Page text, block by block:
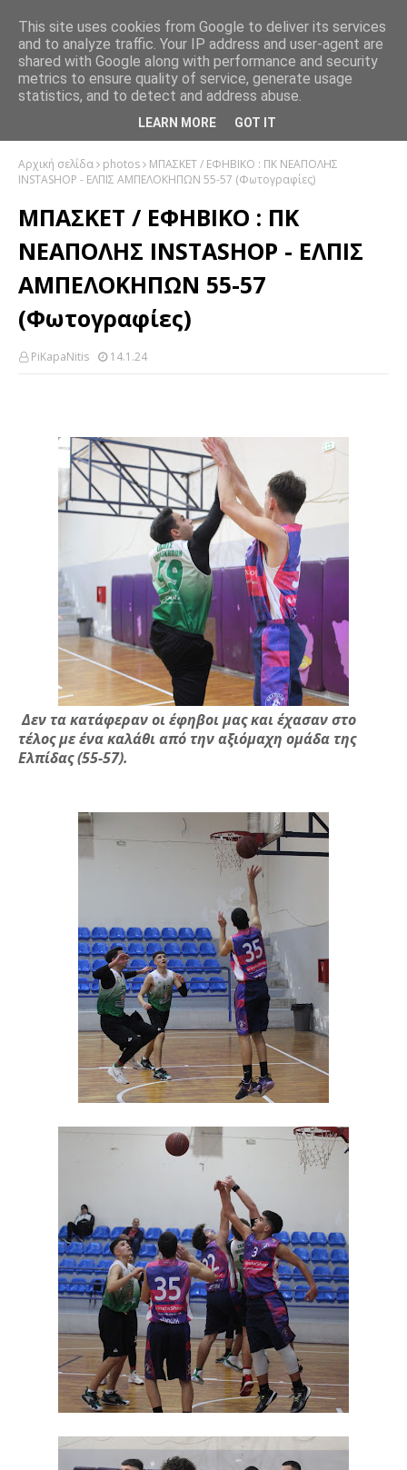
Αρχική σελίδα photos
ΜΠΑΣΚΕΤ / ΕΦΗΒΙΚΟ : ΠΚ ΝΕΑΠΟΛΗΣ
INSTASHOP - EΛΠΙΣ ΑΜΠΕΛΟΚΗΠΩΝ 55-57 (Φωτογραφίες)
ΜΠΑΣΚΕΤ / ΕΦΗΒΙΚΟ : ΠΚ
ΝΕΑΠΟΛΗΣ INSTASHOP - EΛΠΙΣ
ΑΜΠΕΛΟΚΗΠΩΝ 55-57
(Φωτογραφίες)
PiKapaNitis 14.1.24
Δεν τα κατάφεραν οι έφηβοι μας και έχασαν στο
τέλος με ένα καλάθι από την αξιόμαχη ομάδα της
Ελπίδας (55-57).
This site uses cookies from Google to deliver its services
and to analyze traffic. Your IP address and user-agent are
shared with Google along with performance and security
metrics to ensure quality of service, generate usage
statistics, and to detect and address abuse.
LEARN MORE GOT IT